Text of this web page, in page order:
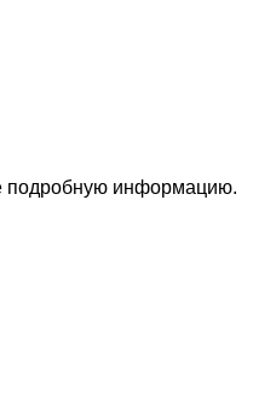
подробную информацию.